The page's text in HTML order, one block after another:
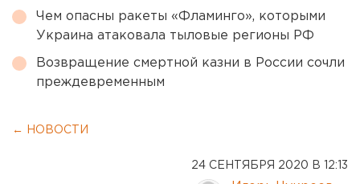
Чем опасны ракеты «Фламинго», которыми
Украина атаковала тыловые регионы РФ
Возвращение смертной казни в России сочли
преждевременным
← НОВОСТИ
24 СЕНТЯБРЯ 2020 В 12:13